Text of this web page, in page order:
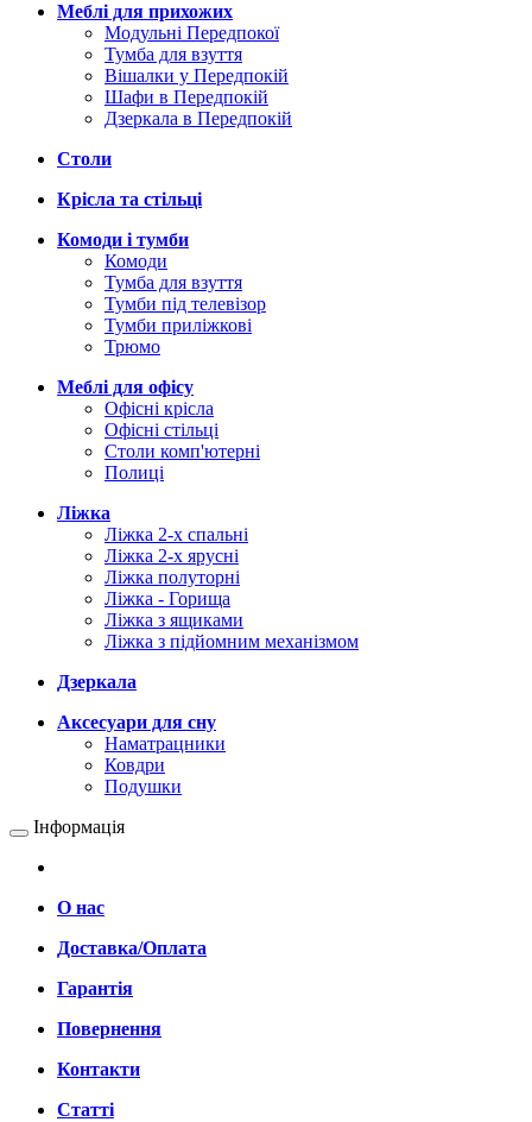
Меблі для прихожих
Модульні Передпокої
Тумба для взуття
Вішалки у Передпокій
Шафи в Передпокій
Дзеркала в Передпокій
Столи
Крісла та стільці
Комоди і тумби
Комоди
Тумба для взуття
Тумби під телевізор
Тумби приліжкові
Трюмо
Меблі для офісу
Офісні крісла
Офісні стільці
Столи комп'ютерні
Полиці
Ліжка
Ліжка 2-х спальні
Ліжка 2-х ярусні
Ліжка полуторні
Ліжка - Горища
Ліжка з ящиками
Ліжка з підйомним механізмом
Дзеркала
Аксесуари для сну
Наматрацники
Ковдри
Подушки
Інформація
О нас
Доставка/Оплата
Гарантія
Повернення
Контакти
Статті